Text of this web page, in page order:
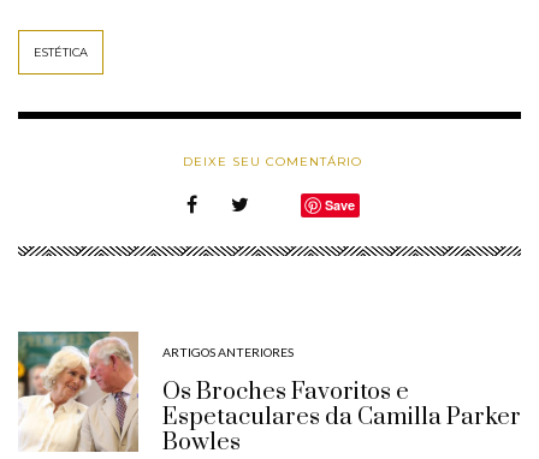
ESTÉTICA
DEIXE SEU COMENTÁRIO
Save
ARTIGOS ANTERIORES
Os Broches Favoritos e
Espetaculares da Camilla Parker
Bowles